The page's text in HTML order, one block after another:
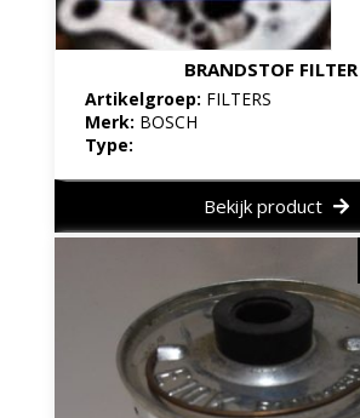
BRANDSTOF FILTER
Artikelgroep: FILTERS
Merk: BOSCH
Type:
Bekijk product